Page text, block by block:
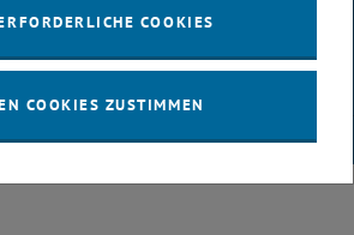
© TU Wien# 65814
COOKIEEINSTELLUNGEN
COOKIES
COOKIES ZUSTIMMEN